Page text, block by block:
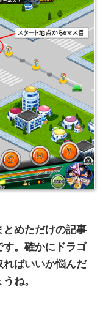
とめただけの記事
す。確かにドラゴ
ればいいか悩んだ
ね。